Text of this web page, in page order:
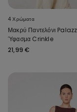
4 Χρώματα
Μακρύ Παντελόνι
Ύφασμα Crinkle
21,99 €